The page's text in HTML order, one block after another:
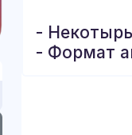
-
- Формат